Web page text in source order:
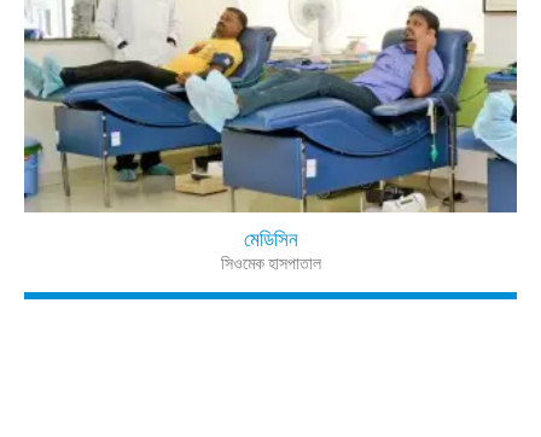
মেডিসিন
সিওমেক হাসপাতাল